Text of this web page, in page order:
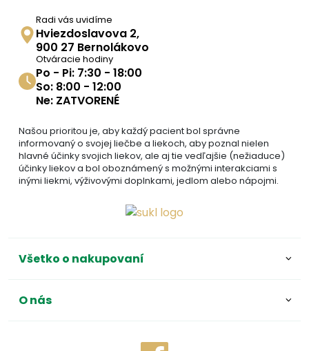
Radi vás uvidíme
Hviezdoslavova 2,
900 27 Bernolákovo
Otváracie hodiny
Po - Pi: 7:30 - 18:00
So: 8:00 - 12:00
Ne: ZATVORENÉ
Našou prioritou je, aby každý pacient bol správne
informovaný o svojej liečbe a liekoch, aby poznal nielen
hlavné účinky svojich liekov, ale aj tie vedľajšie (nežiaduce)
účinky liekov a bol oboznámený s možnými interakciami s
inými liekmi, výživovými doplnkami, jedlom alebo nápojmi.
Všetko o nakupovaní
O nás